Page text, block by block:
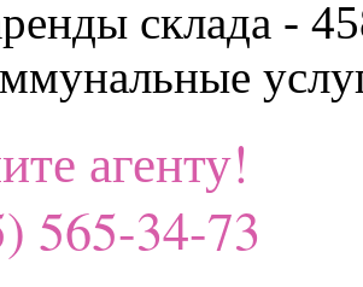
склада -
агенту!
565-34-73